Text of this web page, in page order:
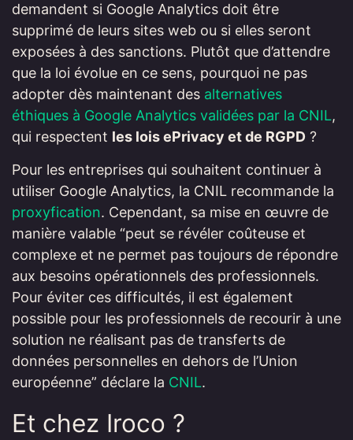
demandent si Google Analytics doit être
supprimé de leurs sites web ou si elles seront
exposées à des sanctions. Plutôt que d’attendre
que la loi évolue en ce sens, pourquoi ne pas
adopter dès maintenant des alternatives
éthiques à Google Analytics validées par la CNIL,
qui respectent les lois ePrivacy et de RGPD ?
Pour les entreprises qui souhaitent continuer à
utiliser Google Analytics, la CNIL recommande la
proxyfication. Cependant, sa mise en œuvre de
manière valable “peut se révéler coûteuse et
complexe et ne permet pas toujours de répondre
aux besoins opérationnels des professionnels.
Pour éviter ces difficultés, il est également
possible pour les professionnels de recourir à une
solution ne réalisant pas de transferts de
données personnelles en dehors de l’Union
européenne” déclare la CNIL.
Et chez Iroco ?